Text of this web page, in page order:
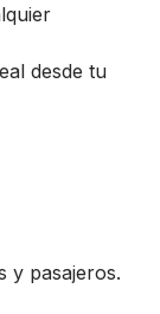
desde tu
y pasajeros.